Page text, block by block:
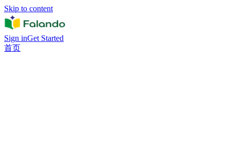
Skip to content
Sign inGet Started
首页